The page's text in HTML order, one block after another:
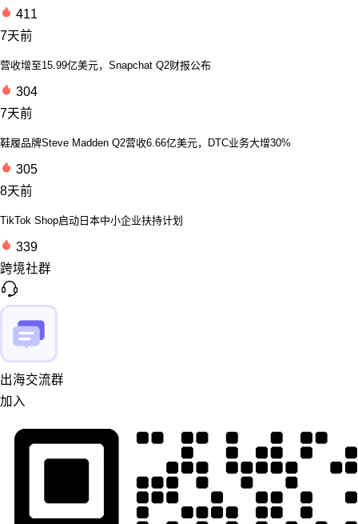
411
7天前
营收增至15.99亿美元，Snapchat Q2财报公布
304
7天前
鞋履品牌Steve Madden Q2营收6.66亿美元，DTC业务大增30%
305
8天前
TikTok Shop启动日本中小企业扶持计划
339
跨境社群
出海交流群
加入